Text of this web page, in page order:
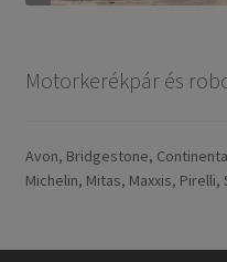
Motorkerékpár és
Avon, Bridgestone,
Michelin, Mitas, Maxxis, Pirelli,